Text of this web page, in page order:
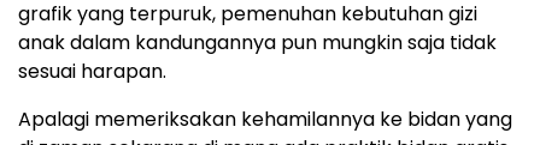
grafik yang terpuruk, pemenuhan kebutuhan gizi
anak dalam kandungannya pun mungkin saja tidak
sesuai harapan.
Apalagi memeriksakan kehamilannya ke bidan yang